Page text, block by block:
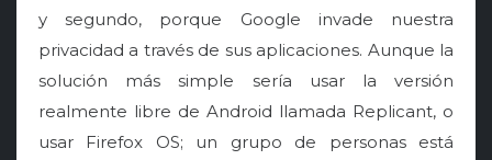
d
y segundo, porque Google invade nuestra
privacidad a través de sus aplicaciones. Aunque la
solución más simple sería usar la versión
realmente libre de Android llamada Replicant, o
usar Firefox OS; un grupo de personas está